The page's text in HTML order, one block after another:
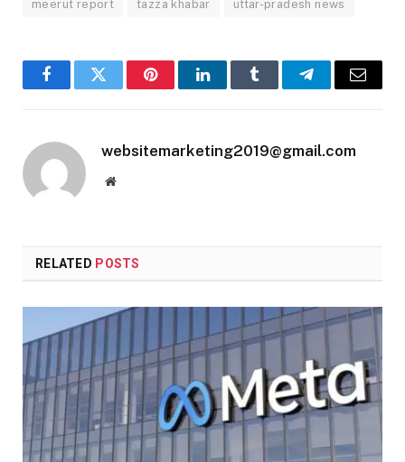
meerut report tazza khabar uttar-pradesh news
FacebookTwitter PinterestLinkedInTumblr TelegramEmail
websitemarketing2019@gmail.com
Website
RELATED POSTS